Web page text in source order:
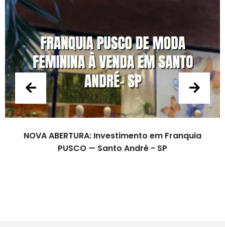
ABERTURA: Investimento em Franquia
PUSCO — Santo André - SP